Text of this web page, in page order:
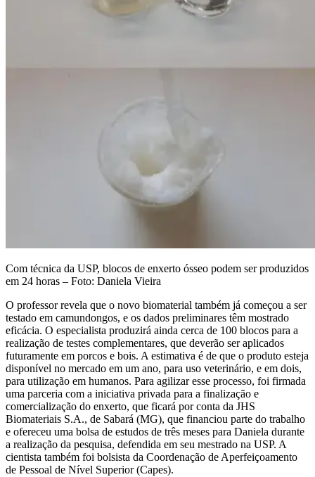
Com técnica da USP, blocos de enxerto ósseo podem ser produzidos
em 24 horas – Foto: Daniela Vieira
O professor revela que o novo biomaterial também já começou a ser
testado em camundongos, e os dados preliminares têm mostrado
eficácia. O especialista produzirá ainda cerca de 100 blocos para a
realização de testes complementares, que deverão ser aplicados
futuramente em porcos e bois. A estimativa é de que o produto esteja
disponível no mercado em um ano, para uso veterinário, e em dois,
para utilização em humanos. Para agilizar esse processo, foi firmada
uma parceria com a iniciativa privada para a finalização e
comercialização do enxerto, que ficará por conta da JHS
Biomateriais S.A., de Sabará (MG), que financiou parte do trabalho
e ofereceu uma bolsa de estudos de três meses para Daniela durante
a realização da pesquisa, defendida em seu mestrado na USP. A
cientista também foi bolsista da Coordenação de Aperfeiçoamento
de Pessoal de Nível Superior (Capes).